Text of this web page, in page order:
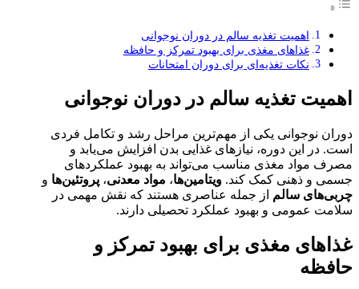
اهمیت تغذیه سالم در دوران نوجوانی
غذاهای مغذی برای بهبود تمرکز و حافظه
نکات تغذیه‌ای برای دوران امتحانات
اهمیت تغذیه سالم در دوران نوجوانی
دوران نوجوانی یکی از مهم‌ترین مراحل رشد و تکامل فردی
است. در این دوره، نیازهای غذایی بدن افزایش می‌یابد و
مصرف مواد مغذی مناسب می‌تواند به بهبود عملکردهای
جسمی و ذهنی کمک کند. ویتامین‌ها، مواد معدنی، پروتئین‌ها و
چربی‌های سالم از جمله عناصری هستند که نقش مهمی در
سلامت عمومی و بهبود عملکرد تحصیلی دارند.
غذاهای مغذی برای بهبود تمرکز و
حافظه